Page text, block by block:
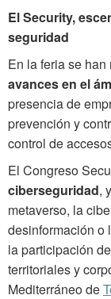
El Security,
seguridad
En la feria se
avances en el
presencia de
prevención y
control de
El Congreso
ciberseguridad,
metaverso, la
desinformación o
la participación
territoriales y
Mediterráneo de